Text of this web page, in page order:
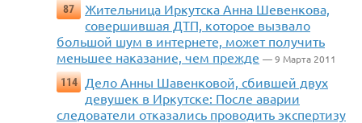
87
Жительница Иркутска Анна Шевенкова,
совершившая ДТП, которое вызвало
большой шум в интернете, может получить
меньшее наказание, чем прежде — 9 Марта 2011
114
Дело Анны Шавенковой, сбившей двух
девушек в Иркутске: После аварии
следователи отказались проводить экспертизу